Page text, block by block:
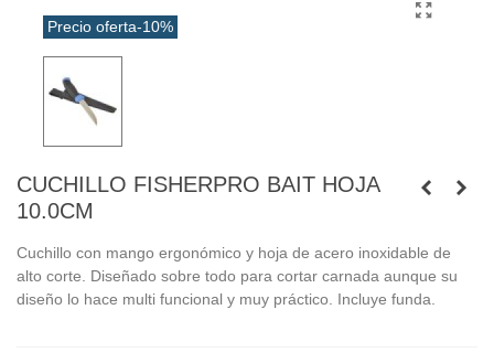
Precio oferta-10%
CUCHILLO FISHERPRO BAIT HOJA
10.0CM
Cuchillo con mango ergonómico y hoja de acero inoxidable de
alto corte. Diseñado sobre todo para cortar carnada aunque su
diseño lo hace multi funcional y muy práctico. Incluye funda.